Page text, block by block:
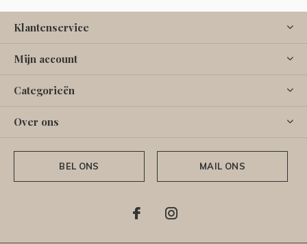
Klantenservice
Mijn account
Categorieën
Over ons
BEL ONS MAIL ONS